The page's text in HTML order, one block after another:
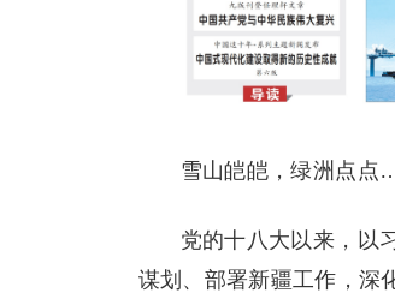
雪山皑皑，绿洲点点
党的十八大以来，以
谋划、部署新疆工作，深